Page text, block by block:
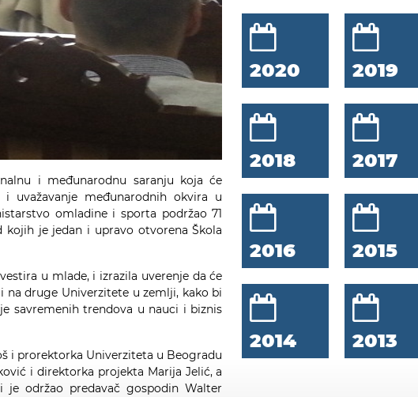
i međunarodnu saranju koja će
uvažavanje međunarodnih okvira u
omladine i sporta podržao 71
kojih je jedan i upravo otvorena Škola
u mlade, i izrazila uverenje da će
druge Univerzitete u zemlji, kako bi
savremenih trendova u nauci i biznis
i prorektorka Univerziteta u Beogradu
i direktorka projekta Marija Jelić, a
održao predavač gospodin Walter
2020 2019
2018 2017
2016 2015
2014 2013